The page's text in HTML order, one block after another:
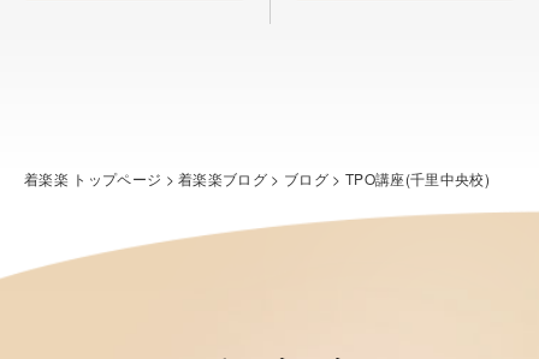
着楽楽 トップページ >着楽楽ブログ > ブログ > TPO講座(千里中央校)